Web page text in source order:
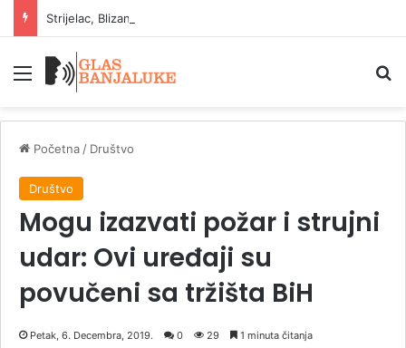
Strijelac, Blizanci i Lav: znakovi koji uživaju u ljetu
Meni
Početna / Društvo
Društvo
Mogu izazvati požar i strujni
udar: Ovi uređaji su
povučeni sa tržišta BiH
Petak, 6. Decembra, 2019. 0 29 1 minuta čitanja